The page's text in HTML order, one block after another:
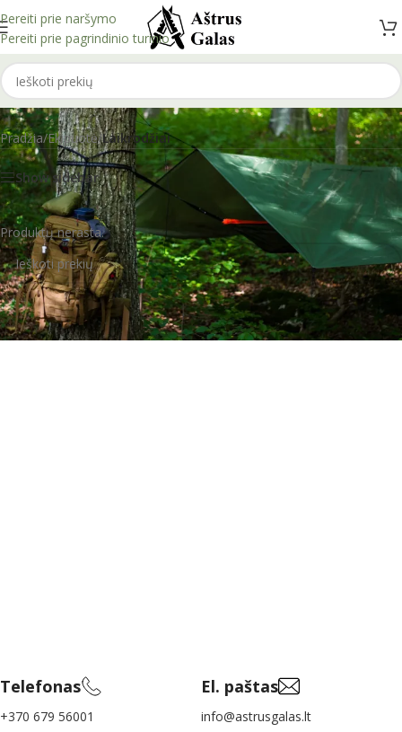
Pereiti prie naršymo
Pereiti prie pagrindinio turinio
Laikrodžiai
Pradžia/Ekipuotė/Laikrodžiai
Show sidebar
Produktų nerasta.
Telefonas
+370 679 56001
El. paštas
info@astrusgalas.lt